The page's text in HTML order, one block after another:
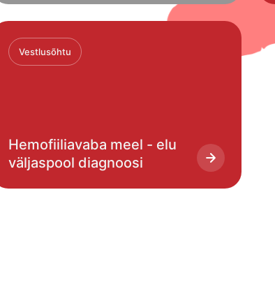
Vestlusõhtu
Hemofiiliavaba meel - elu
väljaspool diagnoosi